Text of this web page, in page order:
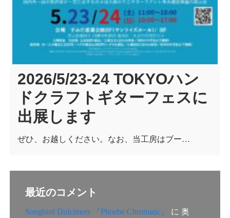
2026/5/23-24 TOKYOハン
ドクラフトギターフェスに
出展します
ぜひ、お越しください。なお、当工房はブー…
最近のコメント
Songbird Dulcimers 『Phoebe Chromatic』 に 奥